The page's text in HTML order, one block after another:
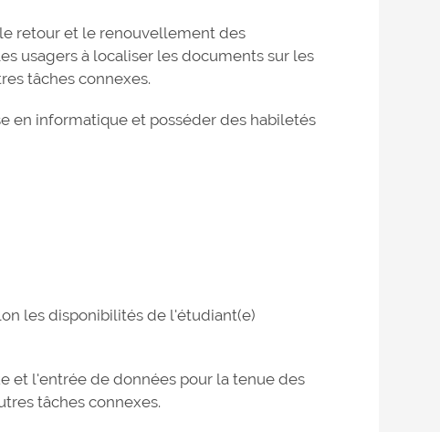
retour et le renouvellement des
usagers à localiser les documents sur les
tâches connexes.
en informatique et posséder des habiletés
les disponibilités de l'étudiant(e)
et l'entrée de données pour la tenue des
tâches connexes.